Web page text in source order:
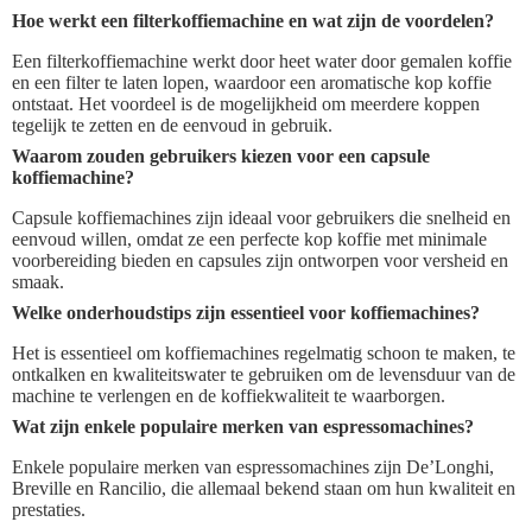
Hoe werkt een filterkoffiemachine en wat zijn de voordelen?
Een filterkoffiemachine werkt door heet water door gemalen koffie
en een filter te laten lopen, waardoor een aromatische kop koffie
ontstaat. Het voordeel is de mogelijkheid om meerdere koppen
tegelijk te zetten en de eenvoud in gebruik.
Waarom zouden gebruikers kiezen voor een capsule
koffiemachine?
Capsule koffiemachines zijn ideaal voor gebruikers die snelheid en
eenvoud willen, omdat ze een perfecte kop koffie met minimale
voorbereiding bieden en capsules zijn ontworpen voor versheid en
smaak.
Welke onderhoudstips zijn essentieel voor koffiemachines?
Het is essentieel om koffiemachines regelmatig schoon te maken, te
ontkalken en kwaliteitswater te gebruiken om de levensduur van de
machine te verlengen en de koffiekwaliteit te waarborgen.
Wat zijn enkele populaire merken van espressomachines?
Enkele populaire merken van espressomachines zijn De’Longhi,
Breville en Rancilio, die allemaal bekend staan om hun kwaliteit en
prestaties.